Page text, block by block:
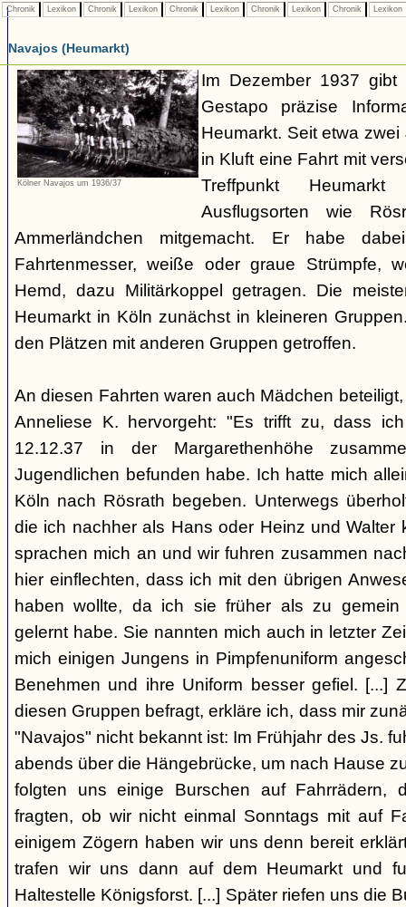
Chronik Lexikon Chronik Lexikon Chronik Lexikon Chronik Lexikon Chronik Lexikon
Navajos (Heumarkt)
Kölner Navajos um 1936/37
Im Dezember 1937
Gestapo präzise
Heumarkt. Seit etwa
in Kluft eine Fahrt mit
Treffpunkt
Ausflugsorten wie
Ammerländchen mitgemacht. Er habe
Fahrtenmesser, weiße oder graue Strümpfe,
Hemd, dazu Militärkoppel getragen. Die
Heumarkt in Köln zunächst in kleineren
den Plätzen mit anderen Gruppen getroffen.
An diesen Fahrten waren auch Mädchen
Anneliese K. hervorgeht: "Es trifft zu, dass
12.12.37 in der Margarethenhöhe
Jugendlichen befunden habe. Ich hatte mich
Köln nach Rösrath begeben. Unterwegs
die ich nachher als Hans oder Heinz und Walter
sprachen mich an und wir fuhren zusammen
hier einflechten, dass ich mit den übrigen
haben wollte, da ich sie früher als zu gemein
gelernt habe. Sie nannten mich auch in letzter
mich einigen Jungens in Pimpfenuniform
Benehmen und ihre Uniform besser gefiel. [...]
diesen Gruppen befragt, erkläre ich, dass mir
"Navajos" nicht bekannt ist: Im Frühjahr des Js.
abends über die Hängebrücke, um nach Hause
folgten uns einige Burschen auf Fahrrädern,
fragten, ob wir nicht einmal Sonntags mit auf
einigem Zögern haben wir uns denn bereit
trafen wir uns dann auf dem Heumarkt und
Haltestelle Königsforst. [...] Später riefen uns die